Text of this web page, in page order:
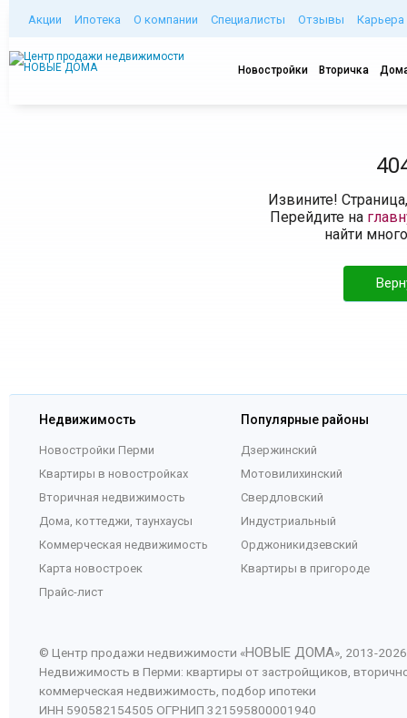
Акции Ипотека О компании Специалисты Отзывы Карьера
Новостройки Вторичка
Извините!
Перейдите на
найти
Недвижимость
Новостройки Перми
Квартиры в новостройках
Вторичная недвижимость
Дома, коттеджи, таунхаусы
Коммерческая недвижимость
Карта новостроек
Прайс-лист
Популярные районы
Дзержинский
Мотовилихинский
Свердловский
Индустриальный
Орджоникидзевский
Квартиры в пригороде
© Центр продажи недвижимости «НОВЫЕ ДОМА», 2013-2026
Недвижимость в Перми: квартиры от застройщиков,
коммерческая недвижимость, подбор ипотеки
ИНН 590582154505 ОГРНИП 321595800001940